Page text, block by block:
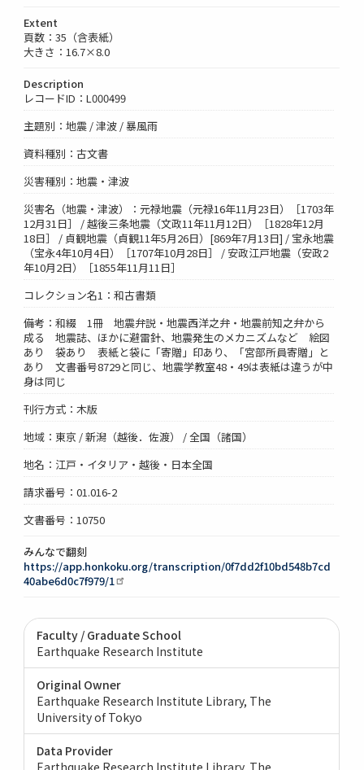
Extent
頁数：35（含表紙）
大きさ：16.7×8.0
Description
レコードID：L000499
主題別：地震 / 津波 / 暴風雨
資料種別：古文書
災害種別：地震・津波
災害名（地震・津波）：元禄地震（元禄16年11月23日）［1703年
12月31日］ / 越後三条地震（文政11年11月12日）［1828年12月
18日］ / 貞観地震（貞観11年5月26日）[869年7月13日] / 宝永地震
（宝永4年10月4日）［1707年10月28日］ / 安政江戸地震（安政2
年10月2日）［1855年11月11日］
コレクション名1：和古書類
備考：和綴 1冊 地震弁説・地震西洋之弁・地震前知之弁から
成る 地震誌、ほかに避雷針、地震発生のメカニズムなど 絵図
あり 袋あり 表紙と袋に「寄贈」印あり、「宮部所員寄贈」と
あり 文書番号8729と同じ、地震学教室48・49は表紙は違うが中
身は同じ
刊行方式：木版
地域：東京 / 新潟（越後．佐渡） / 全国（諸国）
地名：江戸・イタリア・越後・日本全国
請求番号：01.016-2
文書番号：10750
みんなで翻刻
https://app.honkoku.org/transcription/0f7dd2f10bd548b7cd
40abe6d0c7f979/1
Faculty / Graduate School
Earthquake Research Institute
Original Owner
Earthquake Research Institute Library, The
University of Tokyo
Data Provider
Earthquake Research Institute Library, The